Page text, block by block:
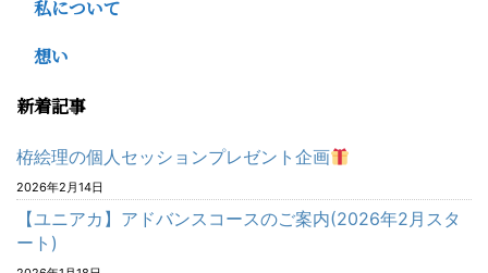
私について
想い
新着記事
栫絵理の個人セッションプレゼント企画
2026年2月14日
【ユニアカ】アドバンスコースのご案内(2026年2月スタ
ート)